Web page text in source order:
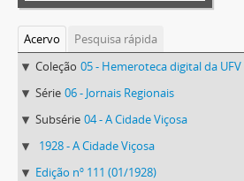
Acervo
Pesquisa rápida
Coleção 05 - Hemeroteca digital da UFV
Série 06 - Jornais Regionais
Subsérie 04 - A Cidade Viçosa
1928 - A Cidade Viçosa
Edição nº 111 (01/1928)